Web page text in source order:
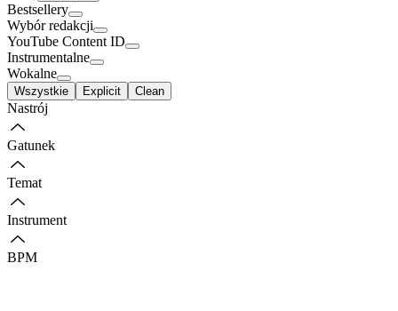
Bestsellery
Wybór redakcji
YouTube Content ID
Instrumentalne
Wokalne
Wszystkie Explicit Clean
Nastrój
Gatunek
Temat
Instrument
BPM